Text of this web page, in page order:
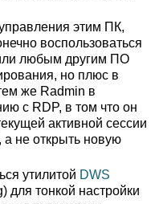
этим ПК,
воспользоваться
любым другим ПО
но плюс в
же Radmin в
с RDP, в том что он
активной сессии
а не открыть новую
утилитой DWS
для тонкой настройки